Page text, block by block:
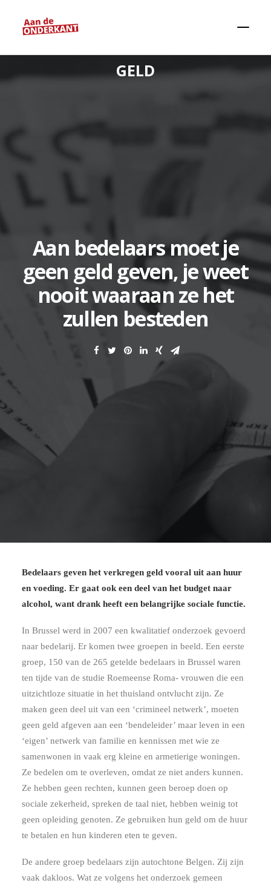
Aan bedelaars moet je
geen geld geven, je weet
nooit waaraan ze het
zullen besteden
GELD
Bedelaars geven het verkregen geld vooral uit aan huur
en voeding. Er gaat ook een deel van het budget naar
alcohol, want drank heeft een belangrijke sociale functie.
In Brussel werd in 2007 een kwalitatief onderzoek gevoerd
naar bedelarij. Er komen twee groepen in beeld. Een eerste
groep, 150 van de 265 getelde bedelaars in Brussel waren
ten tijde van de studie Roemeense Roma- vrouwen die een
uitzichtloze situatie in het thuisland ontvlucht zijn. Ze
maken geen deel uit van een ‘crimineel netwerk’, moeten
geen geld afgeven aan een ‘bendeleider’ maar leven in een
‘eigen’ netwerk van familie en kennissen met wie ze
samenwonen in vaak erg kleine en armetierige woningen.
Ze bedelen om te overleven, omdat ze niet anders kunnen.
Ze hebben geen rechten, kunnen geen beroep doen op
sociale zekerheid, spreken de taal niet, hebben weinig tot
geen opleiding genoten. Ze gebruiken hun geld om de huur
te betalen en hun kinderen eten te geven.
De andere groep bedelaars zijn autochtone Belgen. Zij zijn
vaak dakloos. Wat ze volgens het onderzoek gemeen